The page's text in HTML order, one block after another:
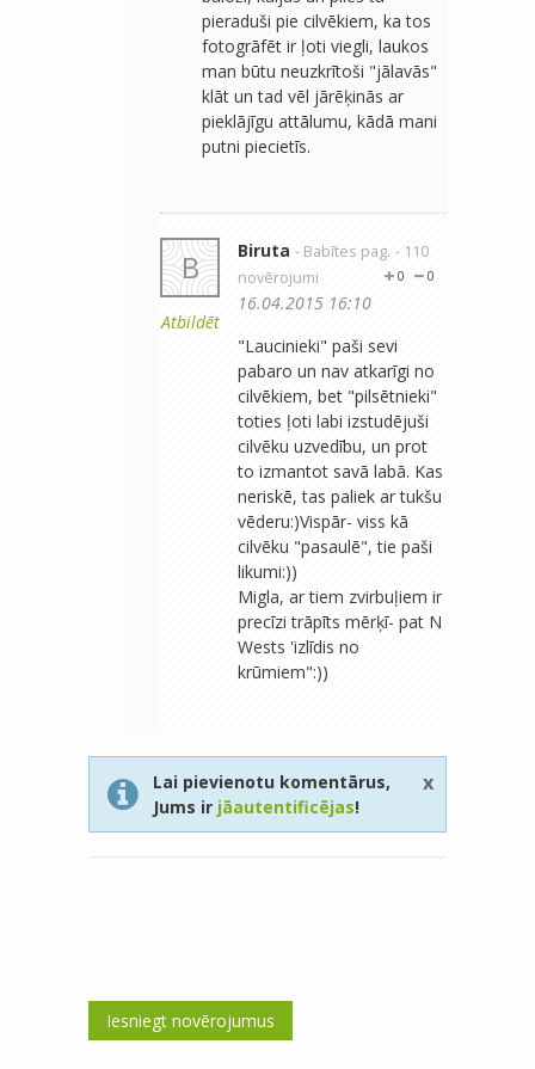
pieraduši pie cilvēkiem, ka tos
fotogrāfēt ir ļoti viegli, laukos
man būtu neuzkrītoši "jālavās"
klāt un tad vēl jārēķinās ar
pieklājīgu attālumu, kādā mani
putni piecietīs.
B
Atbildēt
Biruta - Babītes pag. - 110
novērojumi
0
0
16.04.2015 16:10
"Laucinieki" paši sevi
pabaro un nav atkarīgi no
cilvēkiem, bet "pilsētnieki"
toties ļoti labi izstudējuši
cilvēku uzvedību, un prot
to izmantot savā labā. Kas
neriskē, tas paliek ar tukšu
vēderu:)Vispār- viss kā
cilvēku "pasaulē", tie paši
likumi:))
Migla, ar tiem zvirbuļiem ir
precīzi trāpīts mērķī- pat N
Wests 'izlīdis no
krūmiem":))
Lai pievienotu komentārus,
Jums ir jāautentificējas!
x
Iesniegt novērojumus